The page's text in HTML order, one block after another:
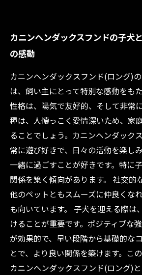
遊び好きの仲間：子犬との楽
しつけのコツ：カニンヘンと楽
う
理想のパートナー：カニンヘ
を家族に迎える準備
カニンヘンダックスフンドの子犬
の感動
カニンヘンダックスフンド(ロング)
は、飼い主にとって特別な感動をも
性格は、陽気で友好的、そして非常
種は、人懐っこく愛情深いため、家
ることでしょう。カニンヘンダック
常に遊び好きで、日々の活動を楽し
一緒に過ごすことが好きです。特に
関係を築く傾向があります。 社交的
他のペットともスムーズに仲良くな
も向いています。 子犬を迎える際は
けることが重要です。ポジティブな
が効果的で、早い段階から基礎的な
とで、より良い関係を築けます。こ
カニンヘンダックスフンド(ロング)